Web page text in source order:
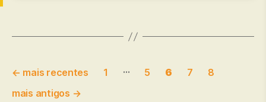
Paginação
dos
← mais recentes 1 … 5 6 7
8
mais antigos →